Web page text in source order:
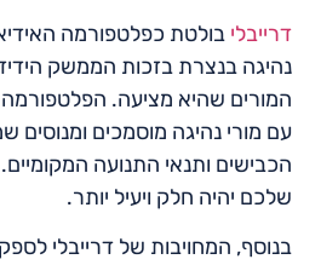
דרייבלי בולטת כפלטפורמה
נהיגה בנצרת בזכות הממשק
המורים שהיא מציעה.
עם מורי נהיגה מוסמכים ומנוסים
הכבישים ותנאי התנועה
שלכם יהיה חלק ויעיל יותר.
בנוסף, המחויבות של דרייבלי